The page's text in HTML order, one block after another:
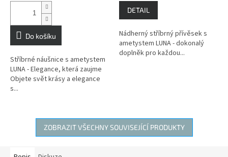
Do košíku
Stříbrné náušnice s ametystem
LUNA - Elegance, která zaujme
Objete svět krásy a elegance
s...
DETAIL
Nádherný stříbrný přívěsek s
ametystem LUNA - dokonalý
doplněk pro každou...
ZOBRAZIT VŠECHNY SOUVISEJÍCÍ PRODUKTY